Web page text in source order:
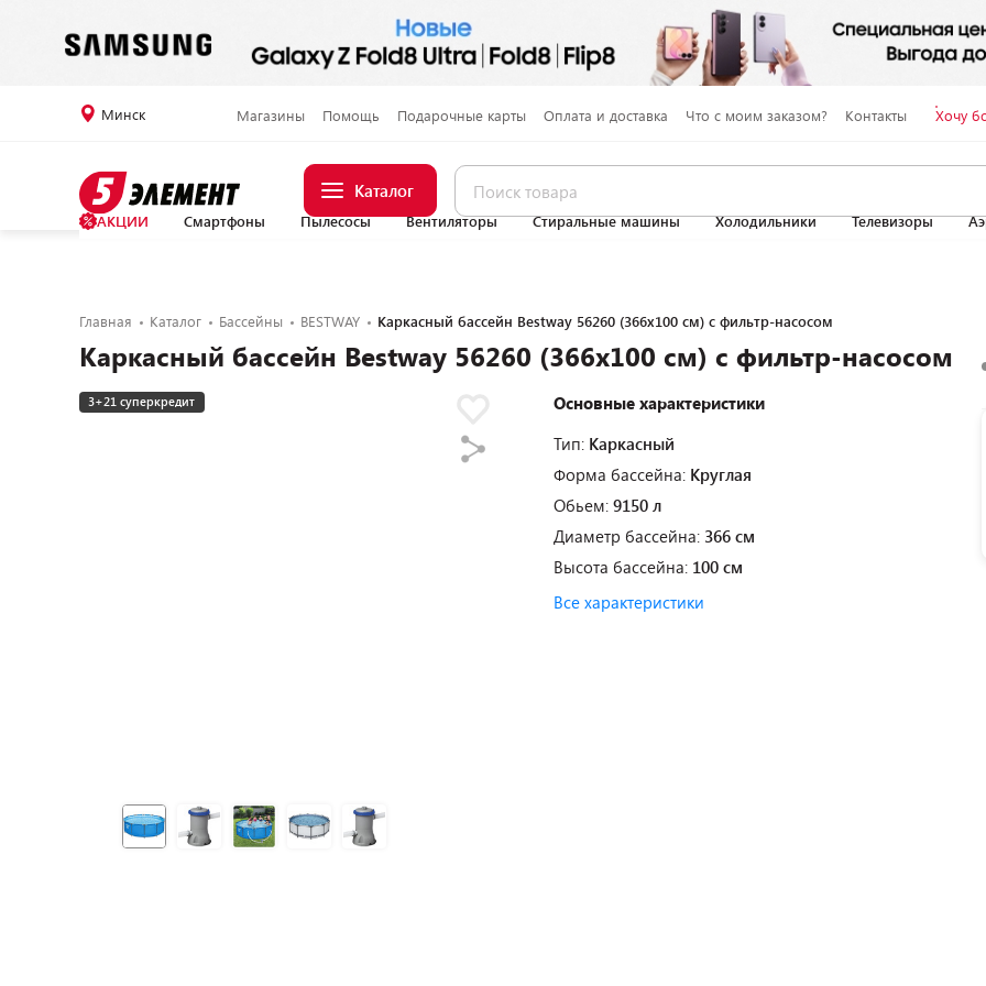
Минск Магазины Помощь Подарочные карты Оплата и доставка Что с моим заказом? Контакты Хочу
Каталог
АКЦИИ Смартфоны Пылесосы Вентиляторы Стиральные машины Холодильники Телевизоры
Главная Каталог Бассейны BESTWAY Каркасный бассейн Bestway 56260 (366х100 см) с фильтр-насосом
Каркасный бассейн Bestway 56260 (366х100 см) с фильтр-насосом
3+21 суперкредит
Основные характеристики
Тип: Каркасный
Форма бассейна: Круглая
Обьем: 9150 л
Диаметр бассейна: 366 см
Высота бассейна: 100 см
Все характеристики